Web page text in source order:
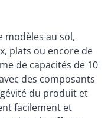
modèles au sol,
plats ou encore de
de capacités de 10
des composants
du produit et
facilement et